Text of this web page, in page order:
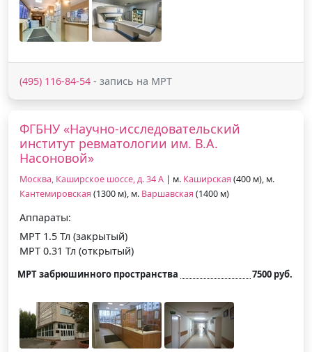
(495) 116-84-54 - запись на МРТ
ФГБНУ «Научно-исследовательский
институт ревматологии им. В.А.
Насоновой»
Москва, Каширское шоссе, д. 34 А | м. Каширская (400 м), м.
Кантемировская (1300 м), м. Варшавская (1400 м)
Аппараты:
МРТ 1.5 Тл (закрытый)
МРТ 0.31 Тл (открытый)
МРТ забрюшинного пространства 7500 руб.